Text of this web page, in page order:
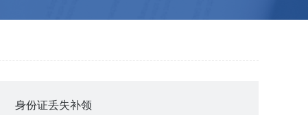
身份证丢失补领